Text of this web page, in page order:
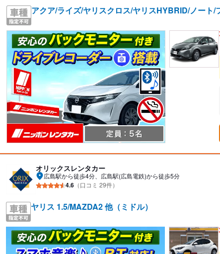
アクア/ライズ/ヤリスクロス/ヤリスHYBRID/ノート/
オリックスレンタカー
広島駅から徒歩4分、広島駅(広島電鉄)から徒歩5分
4.6 （口コミ 29件）
ヤリス 1.5/MAZDA2 他（ミドル）